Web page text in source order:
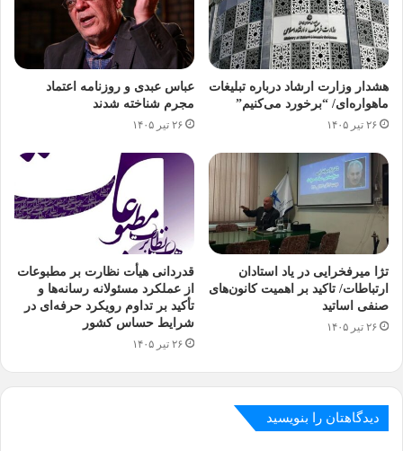
هشدار وزارت ارشاد درباره تبلیغات
ماهواره‌ای/ “برخورد می‌کنیم”
۲۶ تیر ۱۴۰۵
عباس عبدی و روزنامه اعتماد
مجرم شناخته شدند
۲۶ تیر ۱۴۰۵
تژا میرفخرایی در یاد استادان
ارتباطات/ تاکید بر اهمیت کانون‌های
صنفی اساتید
۲۶ تیر ۱۴۰۵
قدردانی هیأت نظارت بر مطبوعات
از عملکرد مسئولانه رسانه‌ها و
تأکید بر تداوم رویکرد حرفه‌ای در
شرایط حساس کشور
۲۶ تیر ۱۴۰۵
دیدگاهتان را بنویسید